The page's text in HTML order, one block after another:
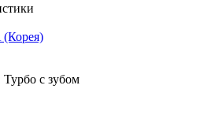
(Корея)
Турбо с зубом